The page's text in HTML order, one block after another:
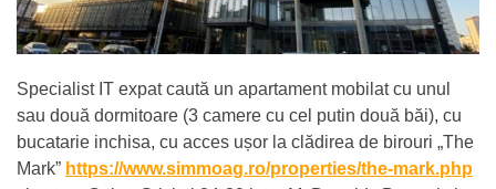
Specialist IT expat caută un apartament mobilat cu unul
sau două dormitoare (3 camere cu cel putin două băi), cu
bucatarie inchisa, cu acces ușor la clădirea de birouri „The
Mark” https://www.simmoag.ro/properties/the-mark.php